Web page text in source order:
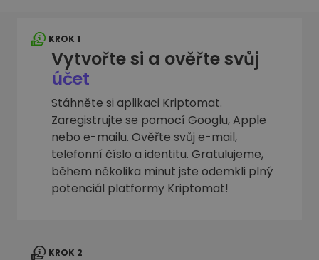
KROK 1
Vytvořte si a ověřte svůj
účet
Stáhněte si aplikaci Kriptomat.
Zaregistrujte se pomocí Googlu, Apple
nebo e-mailu. Ověřte svůj e-mail,
telefonní číslo a identitu. Gratulujeme,
během několika minut jste odemkli plný
potenciál platformy Kriptomat!
KROK 2